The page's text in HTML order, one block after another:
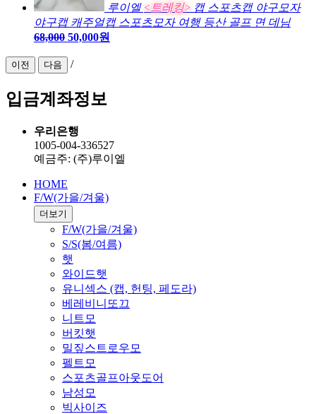
루이엘 <트레킹> 캡 스포츠캡 야구모자
야구캡 캐주얼캡 스포츠모자 여행 등산 골프 면 데님
68,000 50,000원
이전 다음 /
입금계좌정보
우리은행
1005-004-336527
예금주: (주)루이엘
HOME
F/W(가을/겨울)
더보기
F/W(가을/겨울)
S/S(봄/여름)
햇
와이드햇
유니섹스 (캡, 헌팅, 페도라)
베레비니또끄
니트모
버킷햇
밀짚스트로우모
펠트모
스포츠골프아웃도어
남성모
빅사이즈